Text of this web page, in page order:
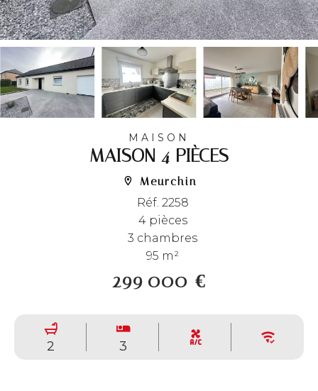
MAISON
MAISON 4 PIÈCES
Meurchin
Réf. 2258
4 pièces
3 chambres
95 m²
299 000 €
2 3